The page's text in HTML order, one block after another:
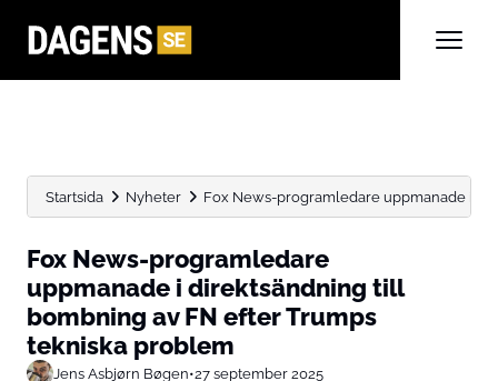
Startsida Nyheter Fox News-programledare uppmanade i
Fox News-programledare
uppmanade i direktsändning till
bombning av FN efter Trumps
tekniska problem
Jens Asbjørn Bøgen•27 september 2025